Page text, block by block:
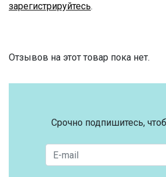
зарегистрируйтесь.
Отзывов на этот товар пока нет.
Срочно подпишитесь,